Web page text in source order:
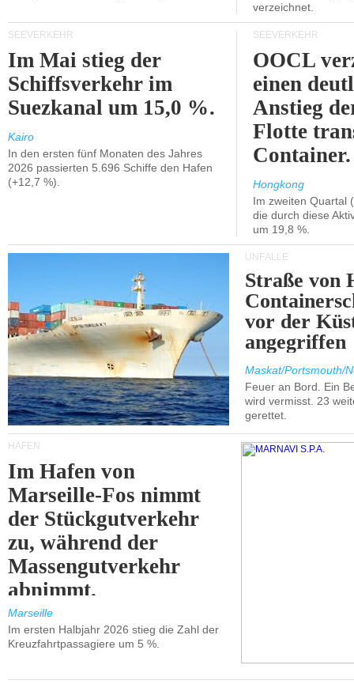
verzeichnet.
SEEVERKEHR
Im Mai stieg der
Schiffsverkehr im
Suezkanal um 15,0 %.
Kairo
In den ersten fünf Monaten des Jahres
2026 passierten 5.696 Schiffe den Hafen
(+12,7 %).
SEEVERKEHR
OOCL
einen
Anstieg
Flotte
Container.
Hongkong
Im zweiten Quartal
die durch diese
um 19,8 %.
UNFÄLLE
Straße von
vor der
angegriffen
Maskat/Portsmouth/
Feuer an Bord. Ein
wird vermisst. 23
gerettet.
HÄFEN
Im Hafen von
Marseille-Fos nimmt
der Stückgutverkehr
zu, während der
Massengutverkehr
abnimmt.
Marseille
Im ersten Halbjahr 2026 stieg die Zahl der
Kreuzfahrtpassagiere um 5 %.